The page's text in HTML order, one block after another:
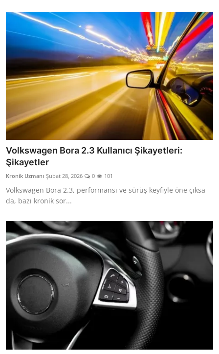
Volkswagen Bora 2.3 Kullanıcı Şikayetleri:
Şikayetler
Kronik Uzmanı Şubat 28, 2026 0 101
Volkswagen Bora 2.3, performansı ve sürüş keyfiyle öne çıksa
da, bazı kronik sor...